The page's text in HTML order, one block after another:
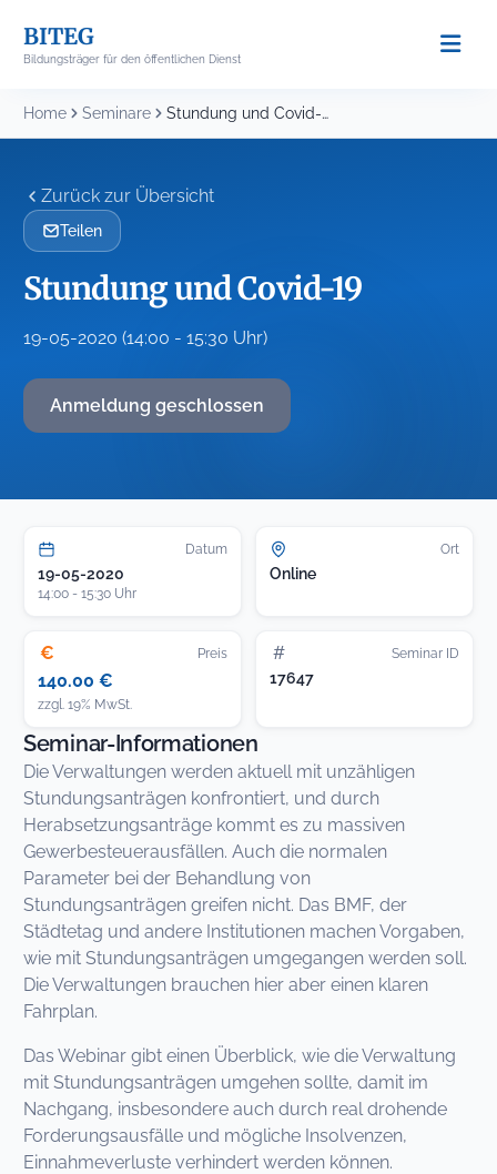
content
BITEG
Bildungsträger für den öffentlichen Dienst
Home Seminare Stundung und Covid-19
Zurück zur Übersicht
Teilen
Stundung und Covid-19
19-05-2020 (14:00 - 15:30 Uhr)
Anmeldung geschlossen
Datum
19-05-2020
14:00 - 15:30 Uhr
Ort
Online
€ Preis
140.00 €
zzgl. 19% MwSt.
# Seminar ID
17647
Seminar-Informationen
Die Verwaltungen werden aktuell mit unzähligen
Stundungsanträgen konfrontiert, und durch
Herabsetzungsanträge kommt es zu massiven
Gewerbesteuerausfällen. Auch die normalen
Parameter bei der Behandlung von
Stundungsanträgen greifen nicht. Das BMF, der
Städtetag und andere Institutionen machen Vorgaben,
wie mit Stundungsanträgen umgegangen werden soll.
Die Verwaltungen brauchen hier aber einen klaren
Fahrplan.
Das Webinar gibt einen Überblick, wie die Verwaltung
mit Stundungsanträgen umgehen sollte, damit im
Nachgang, insbesondere auch durch real drohende
Forderungsausfälle und mögliche Insolvenzen,
Einnahmeverluste verhindert werden können.